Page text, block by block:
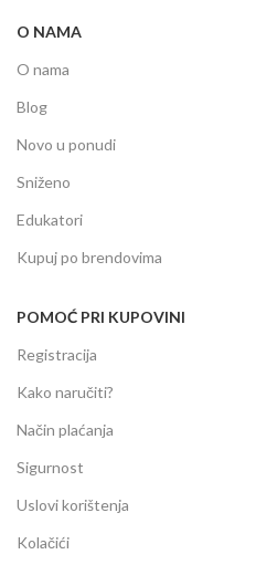
O NAMA
O nama
Blog
Novo u ponudi
Sniženo
Edukatori
Kupuj po brendovima
POMOĆ PRI KUPOVINI
Registracija
Kako naručiti?
Način plaćanja
Sigurnost
Uslovi korištenja
Kolačići